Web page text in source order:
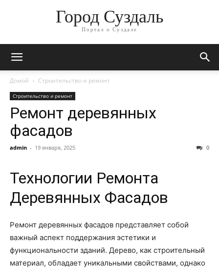
Город Суздаль
Портал о Суздале
Домой Строительство и ремонт
Строительство и ремонт
Ремонт деревянных
фасадов
admin - 19 января, 2025 0
Технологии Ремонта
Деревянных Фасадов
Ремонт деревянных фасадов представляет собой
важный аспект поддержания эстетики и
функциональности зданий. Дерево, как строительный
материал, обладает уникальными свойствами, однако